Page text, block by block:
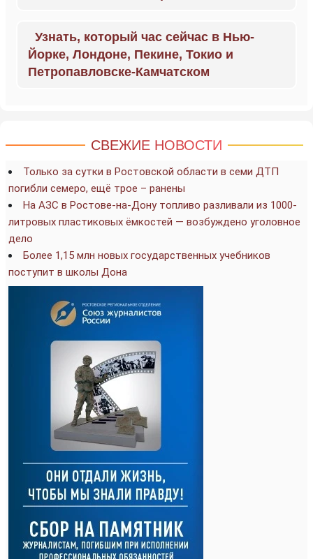
Узнать, который час сейчас в Нью-
Йорке, Лондоне, Пекине, Токио и
Петропавловске-Камчатском
СВЕЖИЕ НОВОСТИ
Только за сутки в Ростовской области в семи ДТП
погибли семеро, ещё трое – ранены
На АЗС в Ростове-на-Дону топливо разливали из 1000-
литровых пластиковых ёмкостей — возбуждено уголовное
дело
Более 1,15 млн новых государственных учебников
поступит в школы Дона